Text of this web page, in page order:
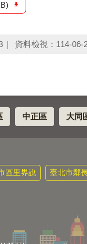
資料檢視：114-06-
中正區 大同
區里界說 臺北市鄰